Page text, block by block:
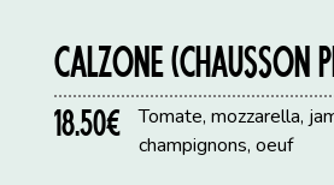
CALZONE (CHAUSSON
18.50€
Tomate, mozzarella,
champignons, oeuf